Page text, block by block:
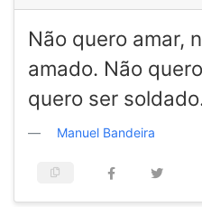
de
Não quero amar,
amado. Não
quero ser
Manuel Bandeira